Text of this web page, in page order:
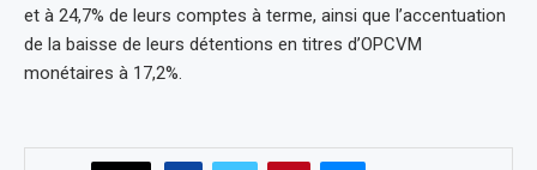
et à 24,7% de leurs comptes à terme, ainsi que l’accentuation
de la baisse de leurs détentions en titres d’OPCVM
monétaires à 17,2%.